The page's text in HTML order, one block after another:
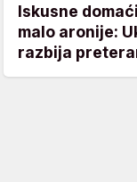
Iskusne
malo aronije:
razbija